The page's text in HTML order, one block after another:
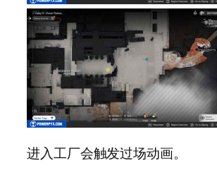
进入工厂会触发过场动画。